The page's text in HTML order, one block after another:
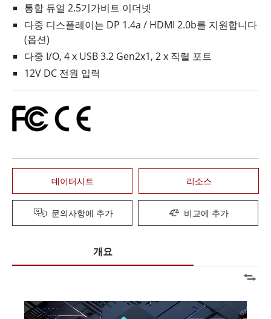
통합 듀얼 2.5기가비트 이더넷
다중 디스플레이는 DP 1.4a / HDMI 2.0b를 지원합니다
(옵션)
다중 I/O, 4 x USB 3.2 Gen2x1, 2 x 직렬 포트
12V DC 전원 입력
데이터시트 리소스
문의사항에 추가 비교에 추가
개요